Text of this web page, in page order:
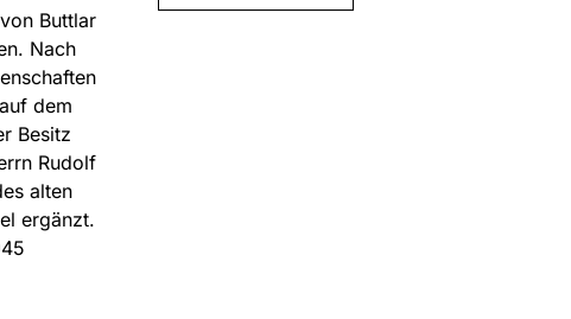
Buttlar
Nach
dem
Besitz
Rudolf
alten
ergänzt.